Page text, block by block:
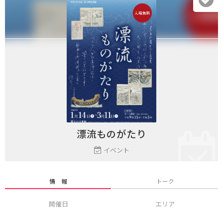
漂流ものがたり
イベント
情 報 トーク
開催日 エリア